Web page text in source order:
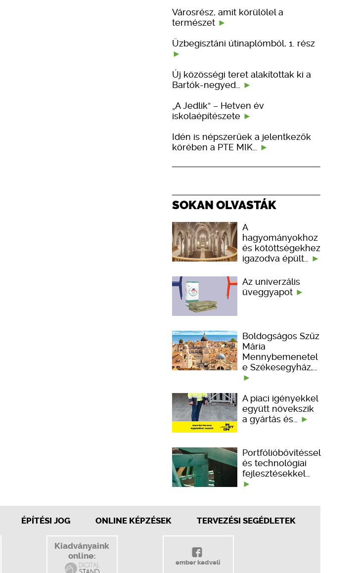
Városrész, amit körülölel a
természet
Üzbegisztáni útinaplómból, 1. rész
Új közösségi teret alakítottak ki a
Bartók-negyed…
„A Jedlik” – Hetven év
iskolaépítészete
Idén is népszerűek a jelentkezők
körében a PTE MIK…
SOKAN OLVASTÁK
A
hagyományokhoz
és kötöttségekhez
igazodva épült…
Az univerzális
üveggyapot
Boldogságos Szűz
Mária
Mennybemenetel
e Székesegyház,…
A piaci igényekkel
együtt növekszik
a gyártás és…
Portfólióbővítéssel
és technológiai
fejlesztésekkel…
ÉPÍTÉSI JOG ONLINE KÉPZÉSEK TERVEZÉSI SEGÉDLETEK
Kiadványaink
online:
ember kedveli